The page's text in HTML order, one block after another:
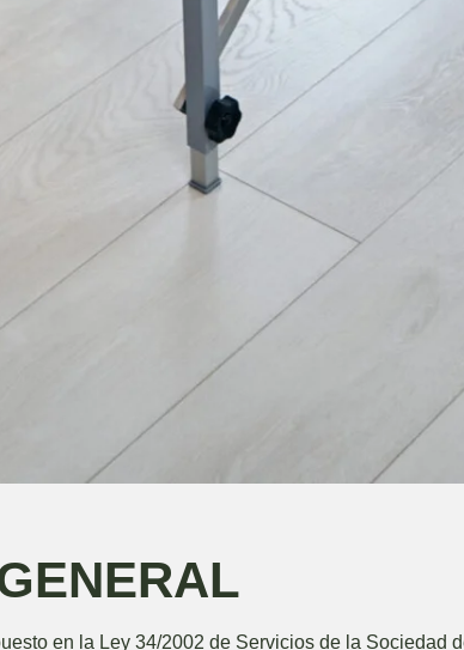
en la Ley 34/2002 de Servicios de la Sociedad